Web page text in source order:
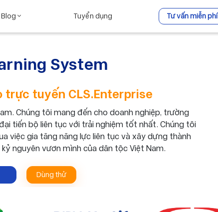
Blog Tuyển dụng Tư vấn miễn phí
System
trực tuyến CLS.Enterprise
Chúng tôi mang đến cho doanh nghiệp, trường
tiến bộ liên tục với trải nghiệm tốt nhất. Chúng tôi
việc gia tăng năng lực liên tục và xây dựng thành
nguyên vươn mình của dân tộc Việt Nam.
Dùng thử